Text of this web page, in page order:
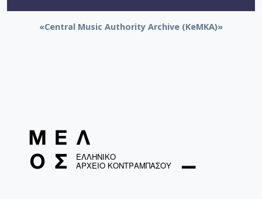
«Central Music Authority Archive (KeMKA)»